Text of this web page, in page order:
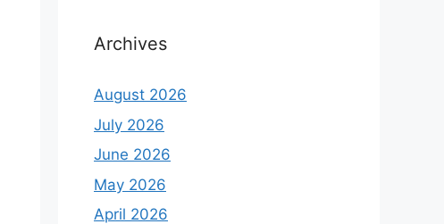
Archives
August 2026
July 2026
June 2026
May 2026
April 2026